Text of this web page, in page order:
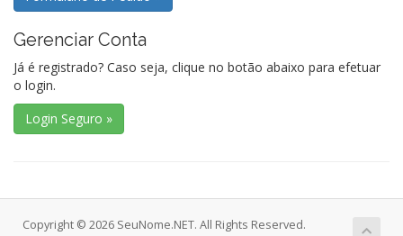
Gerenciar Conta
Já é registrado? Caso seja, clique no botão abaixo para efetuar
o login.
Copyright © 2026 SeuNome.NET. All Rights Reserved.